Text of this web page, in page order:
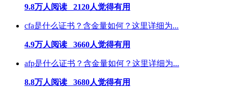
9.8万人阅读 2120人觉得有用
cfa是什么证书？含金量如何？这里详细为...
4.9万人阅读 3660人觉得有用
afp是什么证书？含金量如何？这里详细为...
8.8万人阅读 3680人觉得有用